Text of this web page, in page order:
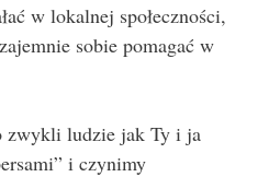
w lokalnej społeczności,
sobie pomagać w
zwykli ludzie jak Ty i ja
i czynimy